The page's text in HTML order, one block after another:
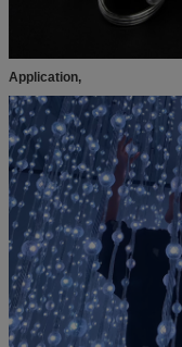
Application,